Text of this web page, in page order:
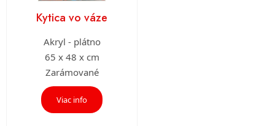
Kytica vo váze
Akryl - plátno
65 x 48 x cm
Zarámované
Viac info